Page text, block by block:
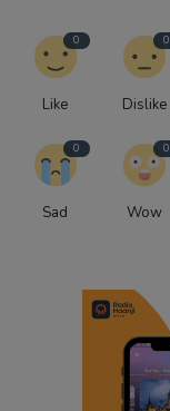
0
Like
0
Dislike
0
Sad
0
Wow